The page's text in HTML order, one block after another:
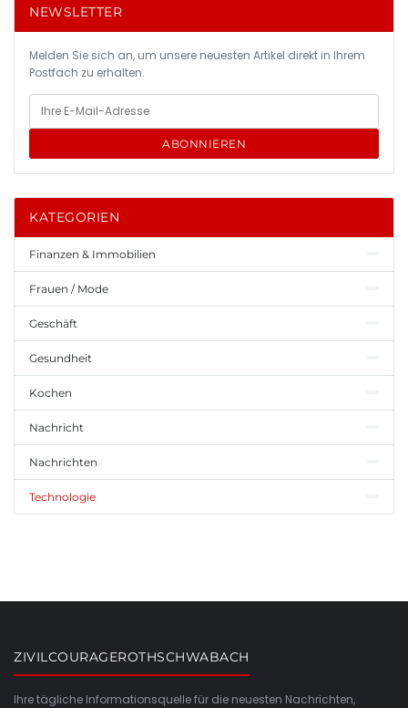
NEWSLETTER
Melden Sie sich an, um unsere neuesten Artikel direkt in Ihrem
Postfach zu erhalten.
ABONNIEREN
KATEGORIEN
Finanzen & Immobilien
Frauen / Mode
Geschäft
Gesundheit
Kochen
Nachricht
Nachrichten
Technologie
ZIVILCOURAGEROTHSCHWABACH
Ihre tägliche Informationsquelle für die neuesten Nachrichten,